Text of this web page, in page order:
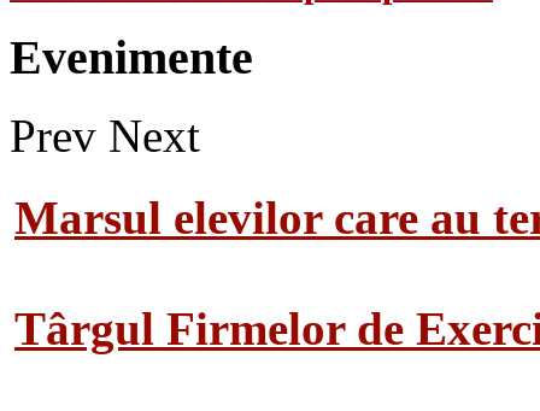
Evenimente
Prev Next
Marsul elevilor care au
Târgul Firmelor de